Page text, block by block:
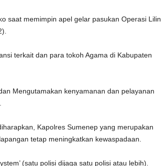
saat memimpin apel gelar pasukan Operasi Lilin
terkait dan para tokoh Agama di Kabupaten
Mengutamakan kenyamanan dan pelayanan
Kapolres Sumenep yang merupakan
tetap meningkatkan kewaspadaan.
(satu polisi dijaga satu polisi atau lebih).